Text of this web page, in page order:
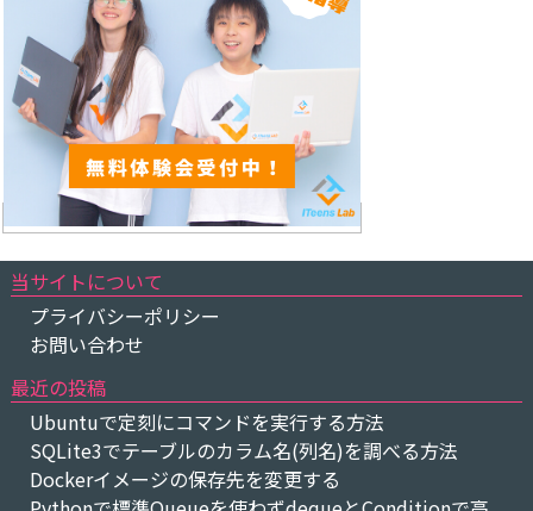
当サイトについて
プライバシーポリシー
お問い合わせ
最近の投稿
Ubuntuで定刻にコマンドを実行する方法
SQLite3でテーブルのカラム名(列名)を調べる方法
Dockerイメージの保存先を変更する